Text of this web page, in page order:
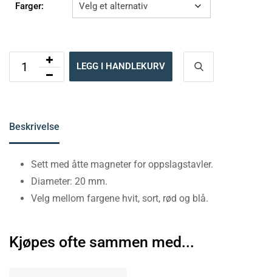
Farger:
LEGG I HANDLEKURV
Beskrivelse
Sett med åtte magneter for oppslagstavler.
Diameter: 20 mm.
Velg mellom fargene hvit, sort, rød og blå.
Kjøpes ofte sammen med...